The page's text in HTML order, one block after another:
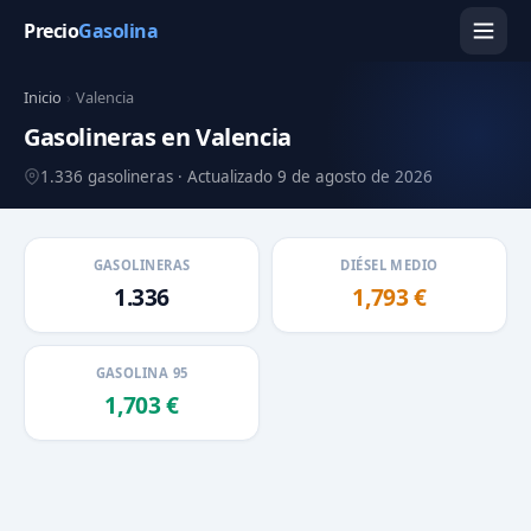
PrecioGasolina
Inicio › Valencia
Gasolineras en Valencia
1.336 gasolineras · Actualizado 9 de agosto de 2026
GASOLINERAS
1.336
DIÉSEL MEDIO
1,793 €
GASOLINA 95
1,703 €